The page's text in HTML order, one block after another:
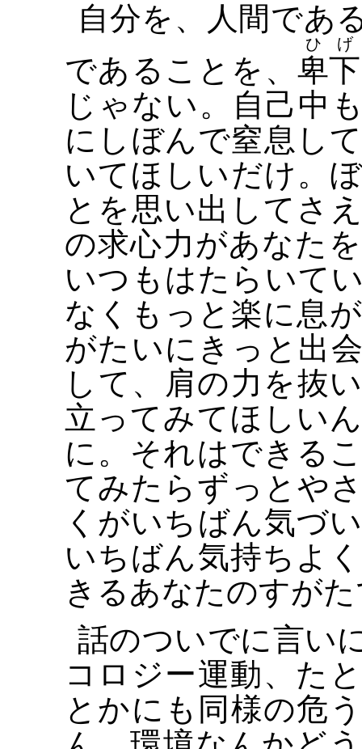
自分を、人間であ
であることを、 卑下
ひげ
じゃない。自己中
にしぼんで窒息し
いてほしいだけ。
とを思い出してさ
の求心力があなた
いつもはたらいて
なくもっと楽に息
がたいにきっと出
して、肩の力を抜
立ってみてほしい
に。それはできる
てみたらずっとや
くがいちばん気づ
いちばん気持ちよ
きるあなたのすが
話のついでに言い
コロジー運動、た
とかにも同様の危